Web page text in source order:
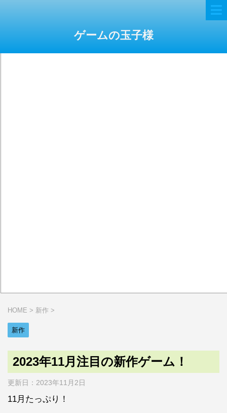
ゲームの玉子様
HOME > 新作 >
新作
2023年11月注目の新作ゲーム！
更新日： 2023年11月2日
11月たっぷり！